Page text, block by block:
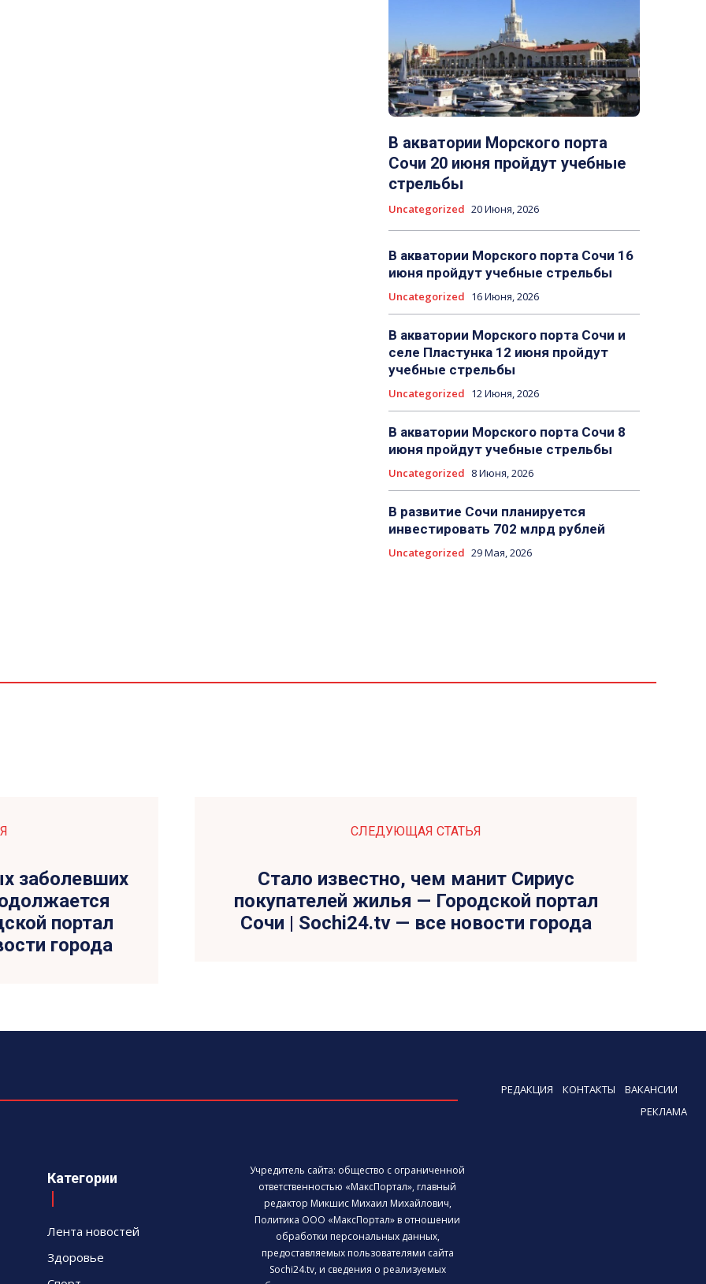
В акватории Морского порта
Сочи 20 июня пройдут учебные
стрельбы
Uncategorized 20 Июня, 2026
В акватории Морского порта Сочи 16
июня пройдут учебные стрельбы
Uncategorized 16 Июня, 2026
В акватории Морского порта Сочи и
селе Пластунка 12 июня пройдут
учебные стрельбы
Uncategorized 12 Июня, 2026
В акватории Морского порта Сочи 8
июня пройдут учебные стрельбы
Uncategorized 8 Июня, 2026
В развитие Сочи планируется
инвестировать 702 млрд рублей
Uncategorized 29 Мая, 2026
заболевших
портал
города
СЛЕДУЮЩАЯ СТАТЬЯ
Стало известно, чем манит Сириус
покупателей жилья — Городской портал
Сочи | Sochi24.tv — все новости города
РЕДАКЦИЯ КОНТАКТЫ
ВАКАНСИИ
РЕКЛАМА
Категории
Лента новостей
Здоровье
Учредитель сайта: общество с ограниченной
ответственностью «МаксПортал», главный
редактор Микшис Михаил Михайлович,
Политика ООО «МаксПортал» в отношении
обработки персональных данных,
предоставляемых пользователями сайта
Sochi24.tv, и сведения о реализуемых